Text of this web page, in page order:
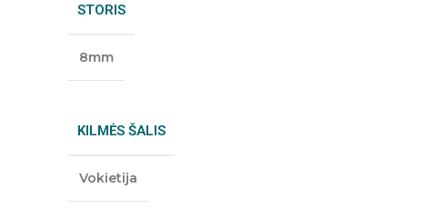
STORIS
8mm
KILMĖS ŠALIS
Vokietija